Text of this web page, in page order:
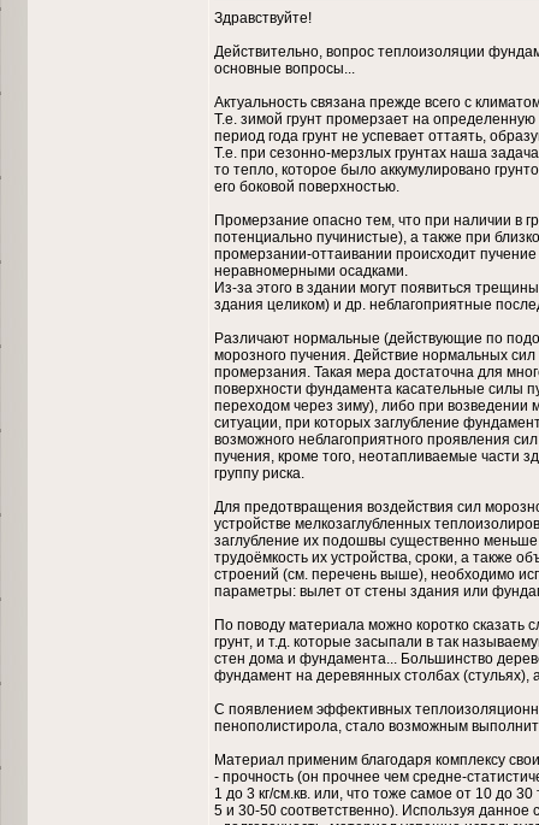
Здравствуйте!
Действительно, вопрос теплоизоляции
основные вопросы...
Актуальность связана прежде всего с
Т.е. зимой грунт промерзает на
период года грунт не успевает оттаять,
Т.е. при сезонно-мерзлых грунтах наша
то тепло, которое было аккумулировано
его боковой поверхностью.
Промерзание опасно тем, что при наличии в
потенциально пучинистые), а также при
промерзании-оттаивании происходит
неравномерными осадками.
Из-за этого в здании могут появиться
здания целиком) и др. неблагоприятные
Различают нормальные (действующие по
морозного пучения. Действие нормальных
промерзания. Такая мера достаточна для
поверхности фундамента касательные силы
переходом через зиму), либо при возведении
ситуации, при которых заглубление
возможного неблагоприятного проявления
пучения, кроме того, неотапливаемые части
группу риска.
Для предотвращения воздействия сил
устройстве мелкозаглубленных
заглубление их подошвы существенно
трудоёмкость их устройства, сроки, а также
строений (см. перечень выше), необходимо
параметры: вылет от стены здания или
По поводу материала можно коротко
грунт, и т.д. которые засыпали в так
стен дома и фундамента... Большинство
фундамент на деревянных столбах
С появлением эффективных
пенополистирола, стало возможным
Материал применим благодаря комплексу
- прочность (он прочнее чем средне-
1 до 3 кг/см.кв. или, что тоже самое от 10 до
5 и 30-50 соответственно). Используя